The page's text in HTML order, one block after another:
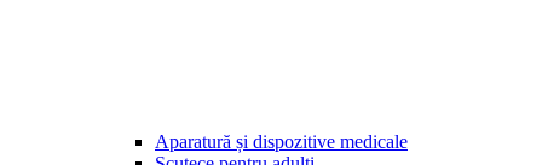
Aparatură și dispozitive medicale